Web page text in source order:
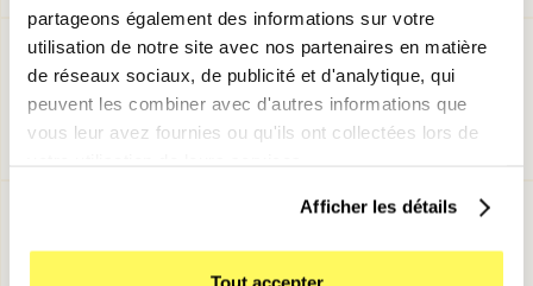
partageons également des informations sur votre
utilisation de notre site avec nos partenaires en matière
de réseaux sociaux, de publicité et d'analytique, qui
peuvent les combiner avec d'autres informations que
vous leur avez fournies ou qu'ils ont collectées lors de
Afficher les détails
Tout accepter
simplement que notre partenaire financier
n’a pas été en mesure d’accepter votre
commande.
Dans ce cas, nous annulons directement